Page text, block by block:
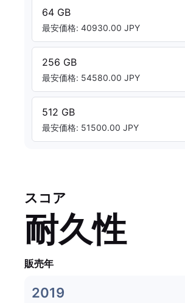
64 GB
最安価格: 40930.00 JPY
256 GB
最安価格: 54580.00 JPY
512 GB
最安価格: 51500.00 JPY
スコア
耐久性
販売年
2019